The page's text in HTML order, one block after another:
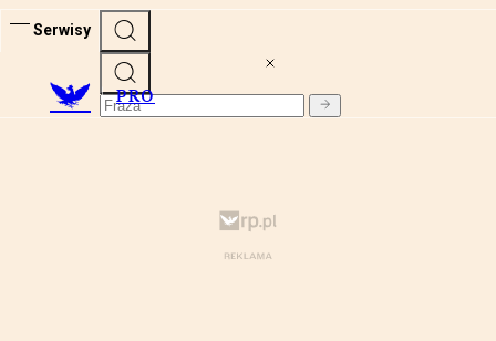
Serwisy
PRO